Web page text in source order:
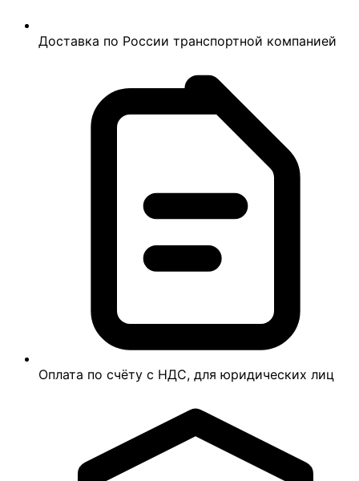
Доставка по России транспортной компанией
Оплата по счёту с НДС, для юридических лиц